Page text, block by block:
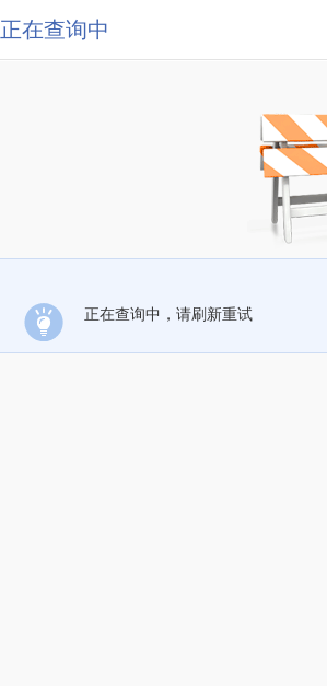
正在查询中
正在查询中，请刷新重试